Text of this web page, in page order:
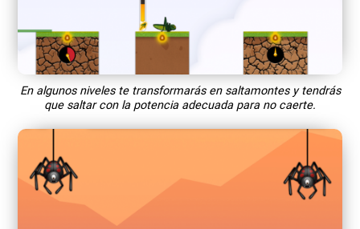
En algunos niveles te transformarás en saltamontes y tendrás
que saltar con la potencia adecuada para no caerte.